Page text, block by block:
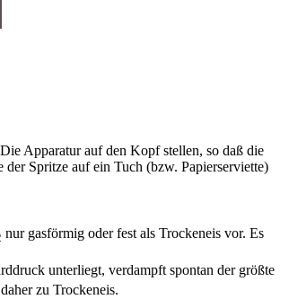
Apparatur auf den Kopf stellen, so daß die
Spritze auf ein Tuch (bzw. Papierserviette)
nur gasförmig oder fest als Trockeneis vor. Es
unterliegt, verdampft spontan der größte
zu Trockeneis.